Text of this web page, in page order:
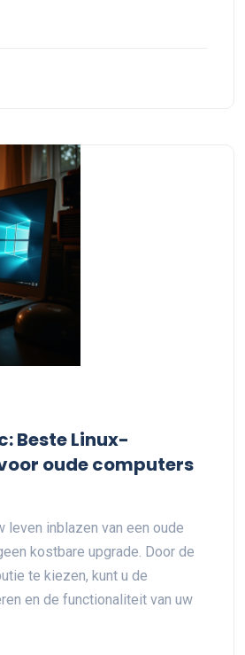
Beste Linux-
oude computers
leven inblazen van een oude
kostbare upgrade. Door de
te kiezen, kunt u de
en de functionaliteit van uw